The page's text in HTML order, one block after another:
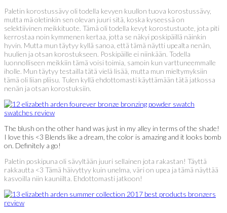
Paletin korostussävy oli todella kevyen kuullon tuova korostussävy,
mutta mä oletinkin sen olevan juuri sitä, koska kyseessä on
selektiivinen meikkituote. Tämä oli todella kevyt korostustuote, jota piti
kerrostaa noin kymmenen kertaa, jotta se näkyi poskipäillä näinkin
hyvin. Mutta mun täytyy kyllä sanoa, että tämä näytti upealta nenän,
huulien ja otsan korostukseen. Poskipäille ei niinkään. Todella
luonnolliseen meikkiin tämä voisi toimia, samoin kun varttuneemmalle
iholle. Mun täytyy testailla tätä vielä lisää, mutta mun mieltymyksiin
tämä oli liian pliisu. Tulen kyllä ehdottomasti käyttämään tätä jatkossa
nenän ja otsan korostuksiin.
The blush on the other hand was just in my alley in terms of the shade!
I love this <3 Blends like a dream, the color is amazing and it looks bomb
on. Definitely a go!
Paletin poskipuna oli sävyltään juuri sellainen jota rakastan! Täyttä
rakkautta <3 Tämä häivyttyy kuin unelma, väri on upea ja tämä näyttää
kasvoilla niin kauniilta. Ehdottomasti jatkoon!